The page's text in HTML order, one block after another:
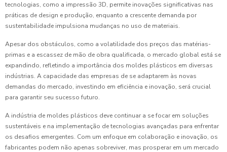
tecnologias, como a impressão 3D, permite inovações significativas nas
práticas de design e produção, enquanto a crescente demanda por
sustentabilidade impulsiona mudanças no uso de materiais.
Apesar dos obstáculos, como a volatilidade dos preços das matérias-
primas e a escassez de mão de obra qualificada, o mercado global está se
expandindo, refletindo a importância dos moldes plásticos em diversas
indústrias. A capacidade das empresas de se adaptarem às novas
demandas do mercado, investindo em eficiência e inovação, será crucial
para garantir seu sucesso futuro.
A indústria de moldes plásticos deve continuar a se focar em soluções
sustentáveis e na implementação de tecnologias avançadas para enfrentar
os desafios emergentes. Com um enfoque em colaboração e inovação, os
fabricantes podem não apenas sobreviver, mas prosperar em um mercado